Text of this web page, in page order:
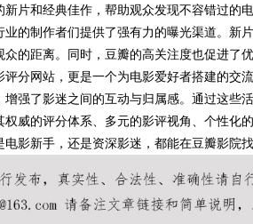
新片和经典佳作，帮助观众发现不容错过的
业的制作者们提供了强有力的曝光渠道。新
众的距离。同时，豆瓣的高关注度也促进了
评分网站，更是一个为电影爱好者搭建的交
增强了影迷之间的互动与归属感。通过这些
权威的评分体系、多元的影评视角、个性化
电影新手，还是资深影迷，都能在豆瓣影院